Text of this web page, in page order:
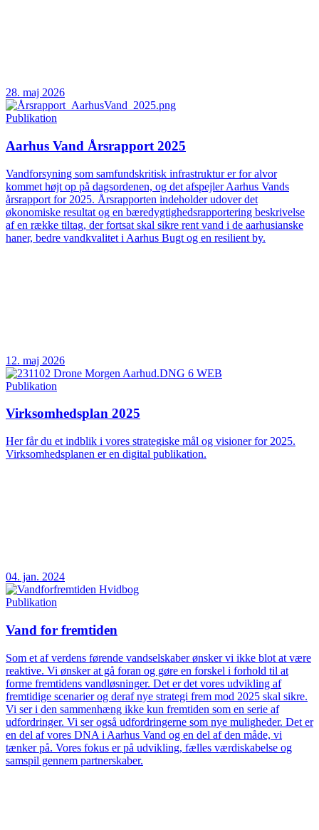
28. maj 2026
Publikation
Aarhus Vand Årsrapport 2025
Vandforsyning som samfundskritisk infrastruktur er for alvor
kommet højt op på dagsordenen, og det afspejler Aarhus Vands
årsrapport for 2025. Årsrapporten indeholder udover det
økonomiske resultat og en bæredygtighedsrapportering beskrivelse
af en række tiltag, der fortsat skal sikre rent vand i de aarhusianske
haner, bedre vandkvalitet i Aarhus Bugt og en resilient by.
12. maj 2026
Publikation
Virksomhedsplan 2025
Her får du et indblik i vores strategiske mål og visioner for 2025.
Virksomhedsplanen er en digital publikation.
04. jan. 2024
Publikation
Vand for fremtiden
Som et af verdens førende vandselskaber ønsker vi ikke blot at være
reaktive. Vi ønsker at gå foran og gøre en forskel i forhold til at
forme fremtidens vandløsninger. Det er det vores udvikling af
fremtidige scenarier og deraf nye strategi frem mod 2025 skal sikre.
Vi ser i den sammenhæng ikke kun fremtiden som en serie af
udfordringer. Vi ser også udfordringerne som nye muligheder. Det er
en del af vores DNA i Aarhus Vand og en del af den måde, vi
tænker på. Vores fokus er på udvikling, fælles værdiskabelse og
samspil gennem partnerskaber.